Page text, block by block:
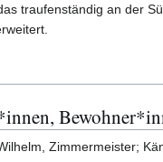
traufenständig an der
Zimmermeister;